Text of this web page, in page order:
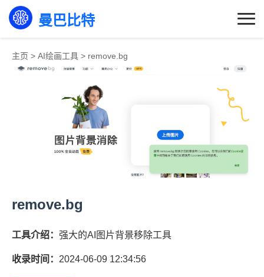
曼巴比特
主页 > AI绘画工具 > remove.bg
remove.bg
工具介绍： 强大的AI图片背景移除工具
收录时间： 2024-06-09 12:34:56